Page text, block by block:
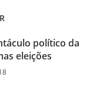
político da
eleições